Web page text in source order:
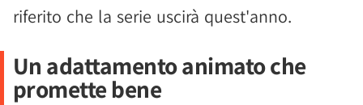
riferito che la serie uscirà quest'anno.
Un adattamento animato che
promette bene